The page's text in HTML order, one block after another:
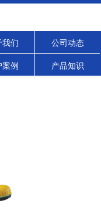
我们 公司动态
例 产品知识